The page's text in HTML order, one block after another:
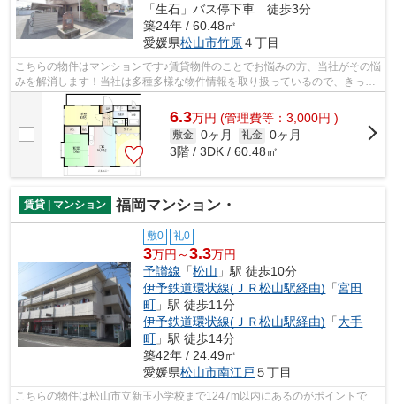
「生石」バス停下車 徒歩3分
築24年 / 60.48㎡
愛媛県松山市竹原４丁目
こちらの物件はマンションです♪賃貸物件のことでお悩みの方、当社がその悩
みを解消します！当社は多種多様な物件情報を取り扱っているので、きっと
ご希望の物件が見つかるはずです♪
6.3万円 (管理費等：3,000円 )
敷金 0ヶ月 礼金 0ヶ月
3階 / 3DK / 60.48㎡
賃貸 | マンション 福岡マンション・
敷0 礼0
3万円～3.3万円
予讃線 「松山 」駅 徒歩10分
伊予鉄道環状線(ＪＲ松山駅経由) 「宮田
町 」駅 徒歩11分
伊予鉄道環状線(ＪＲ松山駅経由) 「大手
町 」駅 徒歩14分
築42年 / 24.49㎡
愛媛県松山市南江戸 ５丁目
こちらの物件は松山市立新玉小学校まで1247m以内にあるのがポイントで